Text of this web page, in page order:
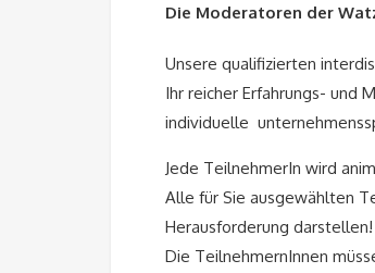
Die Moderatoren der
Unsere qualifizierten
Ihr reicher Erfahrungs- und
individuelle
Jede TeilnehmerIn wird
Alle für Sie ausgewählten
Herausforderung darstellen!
Die TeilnehmernInnen